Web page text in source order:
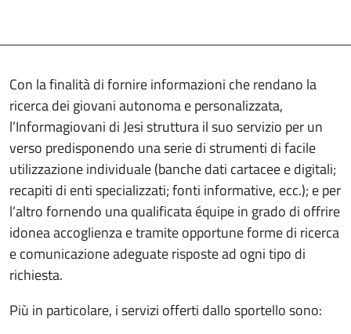
Con la finalità di fornire informazioni che rendano la
ricerca dei giovani autonoma e personalizzata,
l’Informagiovani di Jesi struttura il suo servizio per un
verso predisponendo una serie di strumenti di facile
utilizzazione individuale (banche dati cartacee e digitali;
recapiti di enti specializzati; fonti informative, ecc.); e per
l’altro fornendo una qualificata équipe in grado di offrire
idonea accoglienza e tramite opportune forme di ricerca
e comunicazione adeguate risposte ad ogni tipo di
richiesta.
Più in particolare, i servizi offerti dallo sportello sono: